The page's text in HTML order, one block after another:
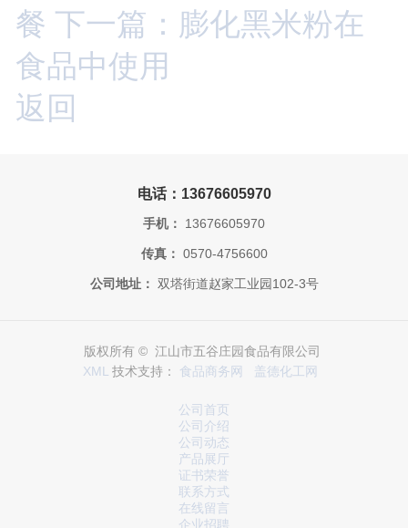
餐 下一篇：膨化黑米粉在
食品中使用
返回
电话：13676605970
手机： 13676605970
传真： 0570-4756600
公司地址： 双塔街道赵家工业园102-3号
版权所有 © 江山市五谷庄园食品有限公司
XML 技术支持： 食品商务网 盖德化工网
公司首页
公司介绍
公司动态
产品展厅
证书荣誉
联系方式
在线留言
企业招聘